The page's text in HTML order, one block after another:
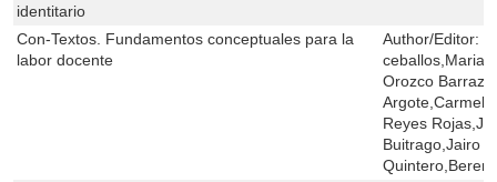
identitario
Con-Textos. Fundamentos conceptuales para la
labor docente
Author/Editor:
ceballos,Maria
Orozco
Reyes
Buitrago,Jairo